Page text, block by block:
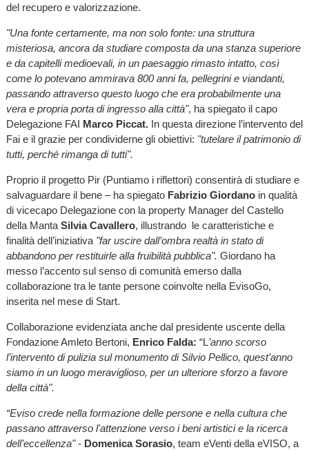
del recupero e valorizzazione.
"Una fonte certamente, ma non solo fonte: una struttura
misteriosa, ancora da studiare composta da una stanza superiore
e da capitelli medioevali, in un paesaggio rimasto intatto, così
come lo potevano ammirava 800 anni fa, pellegrini e viandanti,
passando attraverso questo luogo che era probabilmente una
vera e propria porta di ingresso alla città", ha spiegato il capo
Delegazione FAI Marco Piccat.In questa direzione l’intervento del
Fai e il grazie per condividerne gli obiettivi: "tutelare il patrimonio di
tutti, perché rimanga di tutti".
Proprio il progetto Pir (Puntiamo i riflettori) consentirà di studiare e
salvaguardare il bene – ha spiegato Fabrizio Giordano in qualità
di vicecapo Delegazione con la property Manager del Castello
della Manta Silvia Cavallero, illustrando le caratteristiche e
finalità dell’iniziativa "far uscire dall’ombra realtà in stato di
abbandono per restituirle alla fruibilità pubblica". Giordano ha
messo l’accento sul senso di comunità emerso dalla
collaborazione tra le tante persone coinvolte nella EvisoGo,
inserita nel mese di Start.
Collaborazione evidenziata anche dal presidente uscente della
Fondazione Amleto Bertoni, Enrico Falda: “L’anno scorso
l’intervento di pulizia sul monumento di Silvio Pellico, quest’anno
siamo in un luogo meraviglioso, per un ulteriore sforzo a favore
della città".
“Eviso crede nella formazione delle persone e nella cultura che
passano attraverso l'attenzione verso i beni artistici e la ricerca
dell’eccellenza"- Domenica Sorasio, team eVenti della eVISO, a